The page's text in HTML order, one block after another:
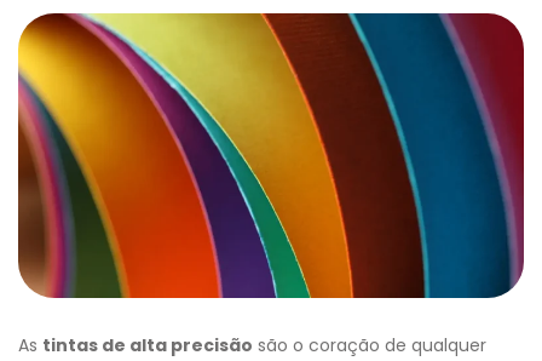
As tintas de alta precisão são o coração de qualquer